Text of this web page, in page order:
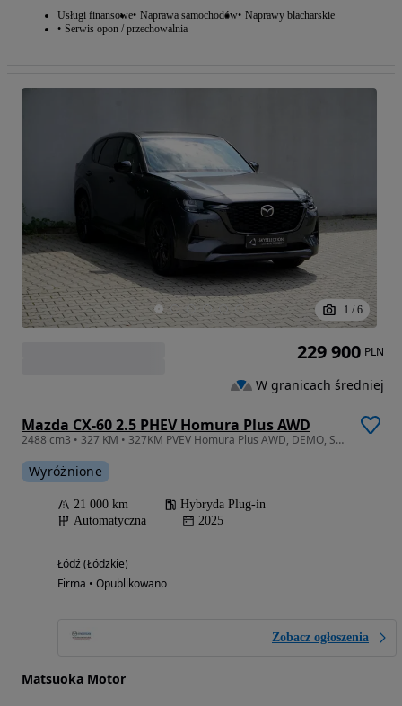
Usługi finansowe Naprawa samochodów Naprawy blacharskie
Serwis opon / przechowalnia
1 / 6
Mazda CX-60 2.5 PHEV Homura Plus AWD
2488 cm3 • 327 KM • 327KM PVEV Homura Plus AWD, DEMO, Salon Polska, Bezwypadkowy, FV 23%
Wyróżnione
21 000 km
Hybryda Plug-in
Automatyczna
2025
Łódź (Łódzkie)
Firma • Opublikowano
Zobacz ogłoszenia
Matsuoka Motor
229 900 PLN
W granicach średniej